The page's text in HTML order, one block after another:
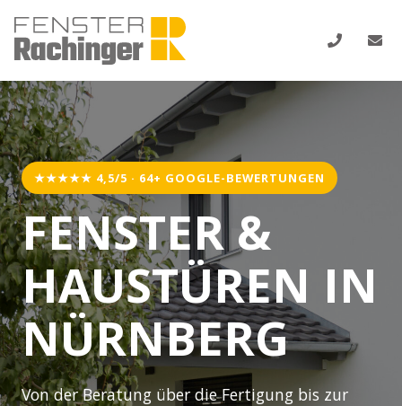
★★★★★ 4,5/5 · 64+ GOOGLE-BEWERTUNGEN
FENSTER &
HAUSTÜREN IN
NÜRNBERG
Von der Beratung über die Fertigung bis zur